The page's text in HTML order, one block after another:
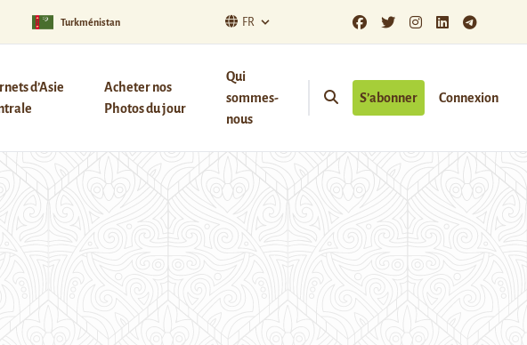
Turkménistan FR
d’Asie
Acheter nos
Photos du jour
Qui
sommes-
nous
S’abonner Connexion